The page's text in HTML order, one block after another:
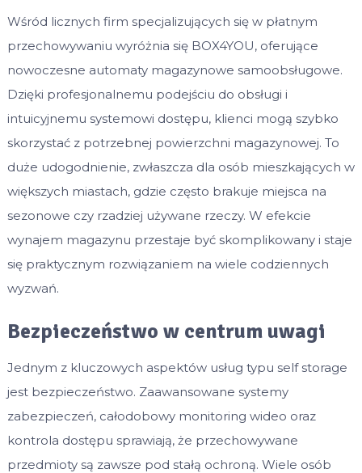
Wśród licznych firm specjalizujących się w płatnym
przechowywaniu wyróżnia się BOX4YOU, oferujące
nowoczesne automaty magazynowe samoobsługowe.
Dzięki profesjonalnemu podejściu do obsługi i
intuicyjnemu systemowi dostępu, klienci mogą szybko
skorzystać z potrzebnej powierzchni magazynowej. To
duże udogodnienie, zwłaszcza dla osób mieszkających w
większych miastach, gdzie często brakuje miejsca na
sezonowe czy rzadziej używane rzeczy. W efekcie
wynajem magazynu przestaje być skomplikowany i staje
się praktycznym rozwiązaniem na wiele codziennych
wyzwań.
Bezpieczeństwo w centrum uwagi
Jednym z kluczowych aspektów usług typu self storage
jest bezpieczeństwo. Zaawansowane systemy
zabezpieczeń, całodobowy monitoring wideo oraz
kontrola dostępu sprawiają, że przechowywane
przedmioty są zawsze pod stałą ochroną. Wiele osób